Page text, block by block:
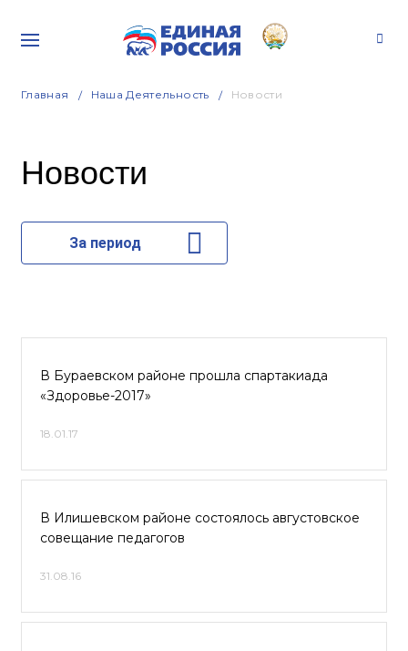
Главная Наша Деятельность Новости
Новости
За период
В Бураевском районе прошла спартакиада
«Здоровье-2017»
18.01.17
В Илишевском районе состоялось августовское
совещание педагогов
31.08.16